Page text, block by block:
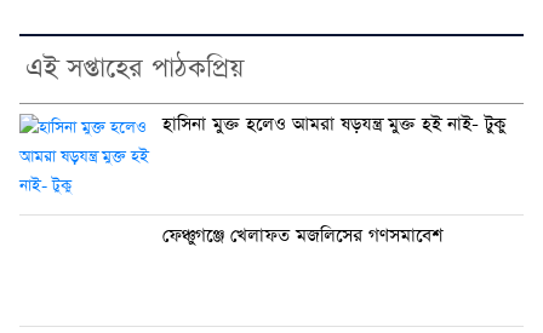
এই সপ্তাহের পাঠকপ্রিয়
হাসিনা মুক্ত হলেও আমরা ষড়যন্ত্র মুক্ত হই নাই- টুকু
ফেঞ্চুগঞ্জে খেলাফত মজলিসের গণসমাবেশ